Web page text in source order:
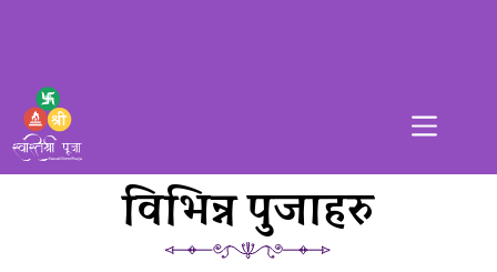
विभिन्न पुजाहरु